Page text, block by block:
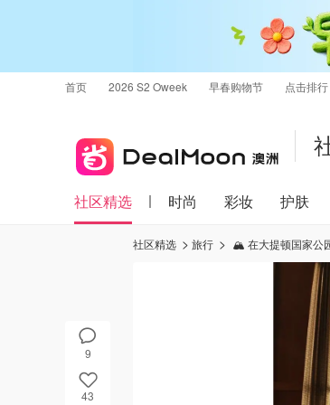
首页 2026 S2 Oweek 早春购物节 点击排行
社区精选 时尚 彩妆 护肤
9
43
社区精选 旅行 🏔️ 在大提顿国家公